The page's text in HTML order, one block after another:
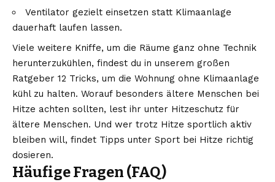
Ventilator gezielt einsetzen statt Klimaanlage
dauerhaft laufen lassen.
Viele weitere Kniffe, um die Räume ganz ohne Technik
herunterzukühlen, findest du in unserem großen
Ratgeber 12 Tricks, um die Wohnung ohne Klimaanlage
kühl zu halten. Worauf besonders ältere Menschen bei
Hitze achten sollten, lest ihr unter Hitzeschutz für
ältere Menschen. Und wer trotz Hitze sportlich aktiv
bleiben will, findet Tipps unter Sport bei Hitze richtig
dosieren.
Häufige Fragen (FAQ)